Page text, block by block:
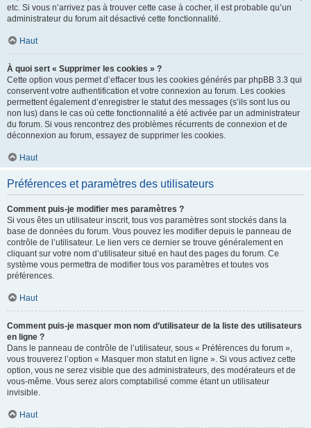
etc. Si vous n’arrivez pas à trouver cette case à cocher, il est probable qu’un
administrateur du forum ait désactivé cette fonctionnalité.
Haut
À quoi sert « Supprimer les cookies » ?
Cette option vous permet d’effacer tous les cookies générés par phpBB 3.3 qui
conservent votre authentification et votre connexion au forum. Les cookies
permettent également d’enregistrer le statut des messages (s’ils sont lus ou
non lus) dans le cas où cette fonctionnalité a été activée par un administrateur
du forum. Si vous rencontrez des problèmes récurrents de connexion et de
déconnexion au forum, essayez de supprimer les cookies.
Haut
Préférences et paramètres des utilisateurs
Comment puis-je modifier mes paramètres ?
Si vous êtes un utilisateur inscrit, tous vos paramètres sont stockés dans la
base de données du forum. Vous pouvez les modifier depuis le panneau de
contrôle de l’utilisateur. Le lien vers ce dernier se trouve généralement en
cliquant sur votre nom d’utilisateur situé en haut des pages du forum. Ce
système vous permettra de modifier tous vos paramètres et toutes vos
préférences.
Haut
Comment puis-je masquer mon nom d’utilisateur de la liste des utilisateurs
en ligne ?
Dans le panneau de contrôle de l’utilisateur, sous « Préférences du forum »,
vous trouverez l’option « Masquer mon statut en ligne ». Si vous activez cette
option, vous ne serez visible que des administrateurs, des modérateurs et de
vous-même. Vous serez alors comptabilisé comme étant un utilisateur
invisible.
Haut